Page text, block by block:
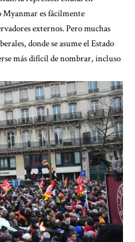
es fácilmente
externos. Pero muchas
donde se asume el Estado
más difícil de nombrar, incluso